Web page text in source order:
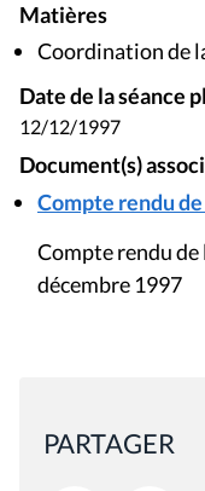
Matières
Coordination de
Date de la séance
12/12/1997
Document(s)
Compte rendu de
Compte rendu de
décembre 1997
PARTAGER